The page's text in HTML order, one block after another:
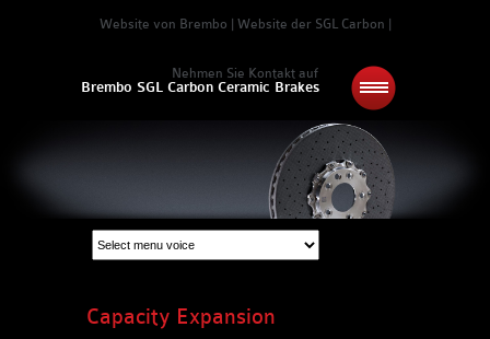
Website von Brembo Website der SGL Carbon
Nehmen Sie Kontakt auf
Brembo SGL Carbon Ceramic Brakes
Capacity Expansion